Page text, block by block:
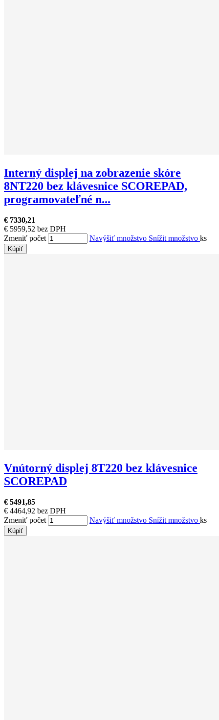
Interný displej na zobrazenie skóre
8NT220 bez klávesnice SCOREPAD,
programovateľné n...
€ 7330,21
€ 5959,52 bez DPH
Zmeniť počet
Navýšiť množstvo Snížit množstvo ks
Kúpiť
Vnútorný displej 8T220 bez klávesnice
SCOREPAD
€ 5491,85
€ 4464,92 bez DPH
Zmeniť počet
Navýšiť množstvo Snížit množstvo ks
Kúpiť